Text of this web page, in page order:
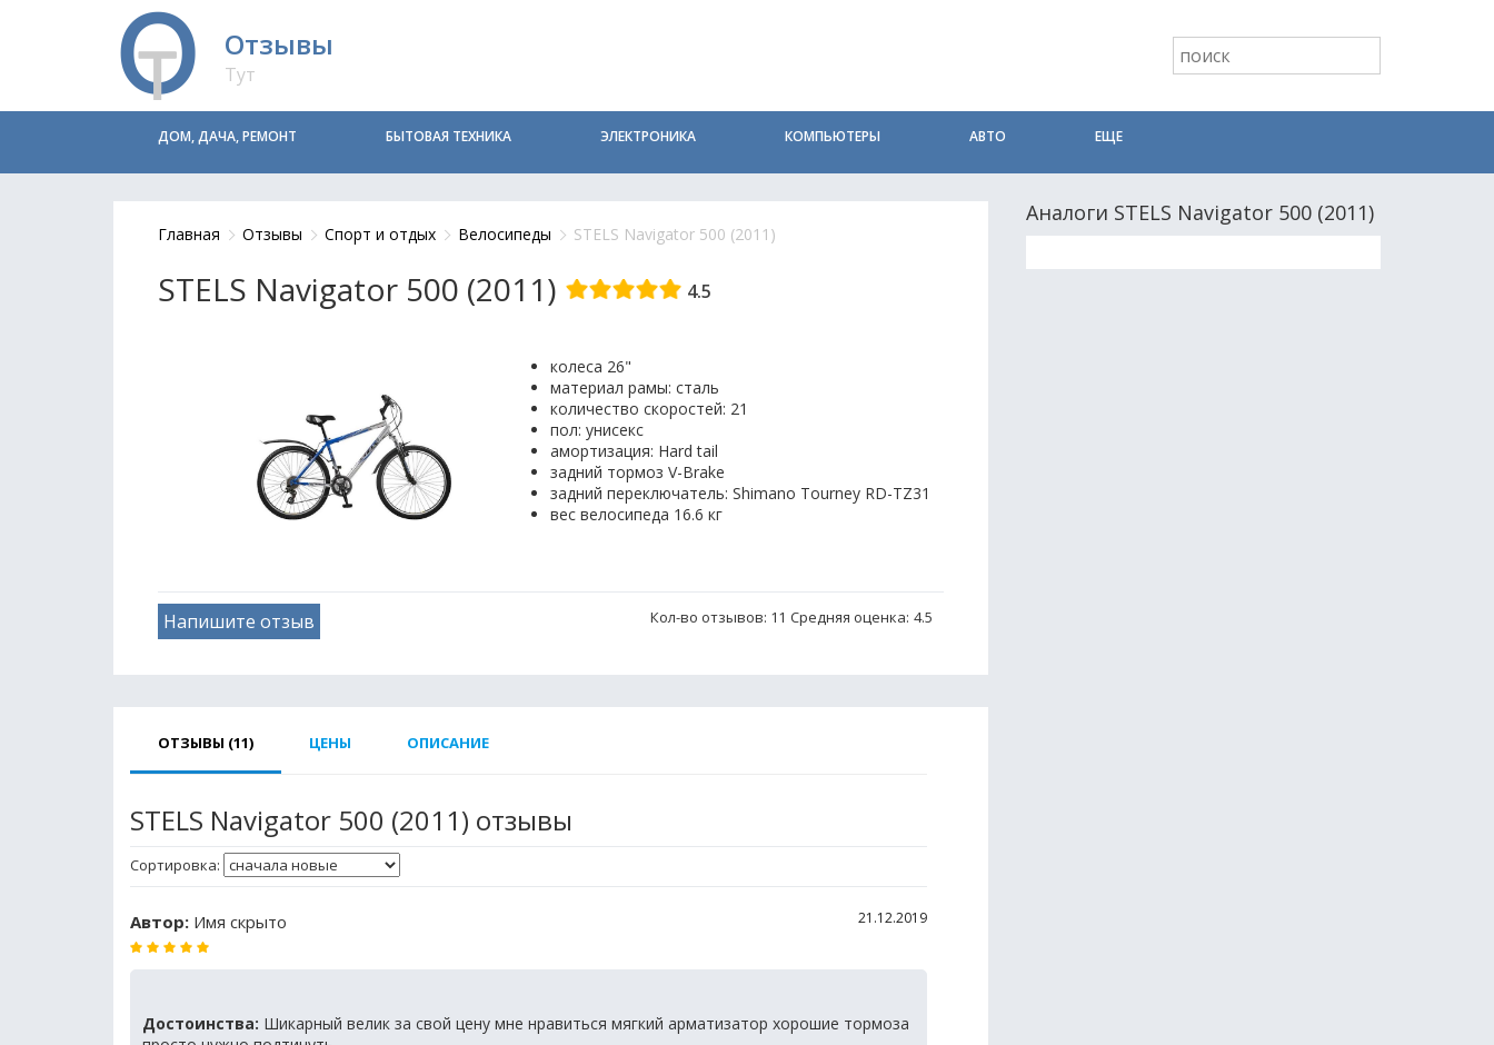
Отзывы
Тут
ДОМ, ДАЧА, РЕМОНТ БЫТОВАЯ ТЕХНИКА ЭЛЕКТРОНИКА КОМПЬЮТЕРЫ АВТО ЕЩЕ
Главная Отзывы Спорт и отдых Велосипеды STELS Navigator 500 (2011)
STELS Navigator 500 (2011) 4.5
колеса 26"
материал рамы: сталь
количество скоростей: 21
пол: унисекс
амортизация: Hard tail
задний тормоз V-Brake
задний переключатель: Shimano Tourney RD-TZ31
вес велосипеда 16.6 кг
Кол-во отзывов: 11 Средняя оценка: 4.5
Напишите отзыв
ОТЗЫВЫ (11) ЦЕНЫ ОПИСАНИЕ
STELS Navigator 500 (2011) отзывы
Сортировка:
Автор: Имя скрыто 21.12.2019
Достоинства: Шикарный велик за свой цену мне нравиться мягкий арматизатор хорошие тормоза
Аналоги STELS Navigator 500 (2011)